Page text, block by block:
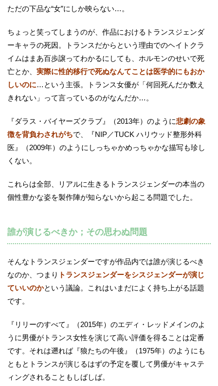
ただの下品な“女”にしか映らない…。
ちょっと笑ってしまうのが、作品におけるトランスジェンダ
ーキャラの死因。トランスだからという理由でのヘイトクラ
イムはまあ百歩譲ってわかるにしても、ホルモンのせいで死
亡とか、 実際に性的移行で死ぬなんてことは医学的にもおか
しいのに…という主張。トランス女優が「何回死んだか数え
きれない」って言っているのがなんだか…。
『ダラス・バイヤーズクラブ』（2013年）のように悲劇の象
徴を背負わされがちで、『NIP／TUCK ハリウッド整形外科
医』（2009年）のようにしっちゃかめっちゃかな描写も珍し
くない。
これらは全部、リアルに生きるトランスジェンダーの本当の
個性豊かな姿を製作陣が知らないから起こる問題でした。
誰が演じるべきか；その思わぬ問題
そんなトランスジェンダーですが作品内では誰が演じるべき
なのか、つまり トランスジェンダーをシスジェンダーが演じ
ていいのかという議論。これはいまだによく持ち上がる話題
です。
『リリーのすべて』（2015年）のエディ・レッドメインのよ
うに男優がトランス女性を演じて高い評価を得ることは定番
です。それは遡れば『狼たちの午後』（1975年）のようにも
ともとトランスが演じるはずの予定を覆して男優がキャステ
ィングされることもしばしば。